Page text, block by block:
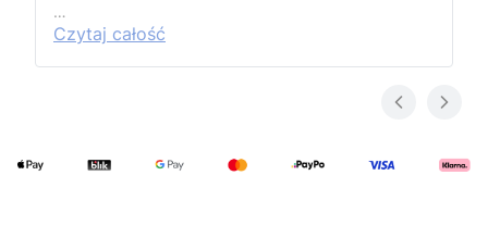
…
Czytaj całość